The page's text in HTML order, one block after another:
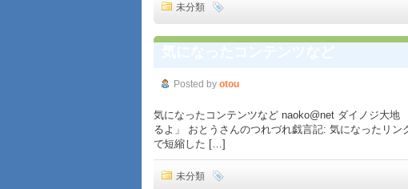
未分類
Posted by otou
気になったコンテンツなど naoko@net ダイノジ大
るよ」 おとうさんのつれづれ戯言記: 気になったリ
で短縮した […]
未分類